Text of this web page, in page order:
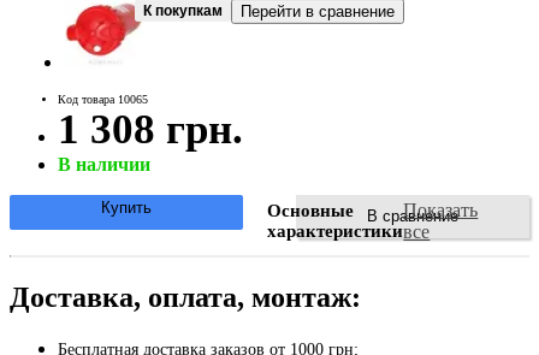
Код товара 10065
1 308 грн.
В наличии
В сравнение
Купить
Основные
характеристики
Показать
все
Доставка, оплата, монтаж:
Бесплатная доставка заказов от 1000 грн;
К покупкам Перейти в сравнение